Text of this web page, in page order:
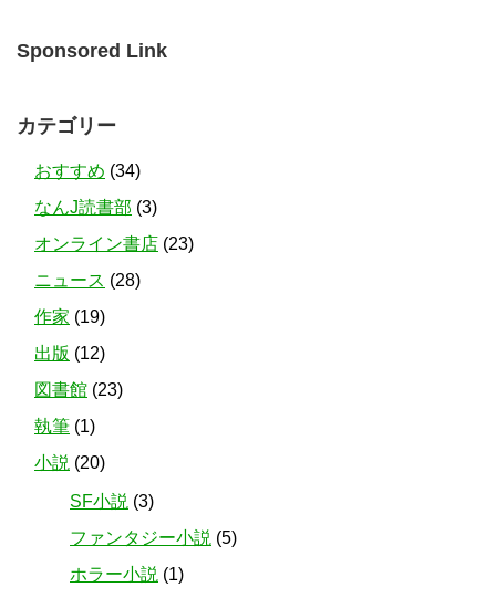
Sponsored Link
カテゴリー
おすすめ (34)
なんJ読書部 (3)
オンライン書店 (23)
ニュース (28)
作家 (19)
出版 (12)
図書館 (23)
執筆 (1)
小説 (20)
SF小説 (3)
ファンタジー小説 (5)
ホラー小説 (1)